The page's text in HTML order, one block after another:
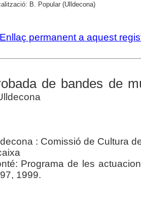
B. Popular (Ulldecona)
Enllaç permanent a aquest
de bandes de
: Comissió de Cultura
Programa de les
1999.